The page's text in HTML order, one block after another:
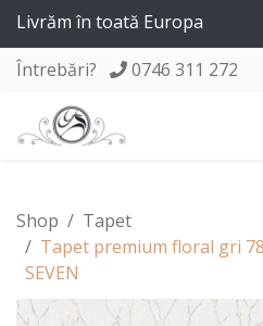
Livrăm în toată Europa
Întrebări? 0746 311 272
Shop
Tapet
Tapet premium floral gri
SEVEN